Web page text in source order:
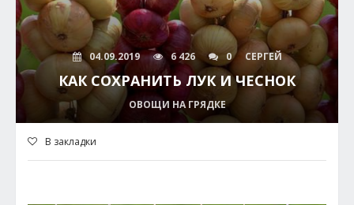
04.09.2019 6 426 0 СЕРГЕЙ
КАК СОХРАНИТЬ ЛУК И ЧЕСНОК
ОВОЩИ НА ГРЯДКЕ
В закладки